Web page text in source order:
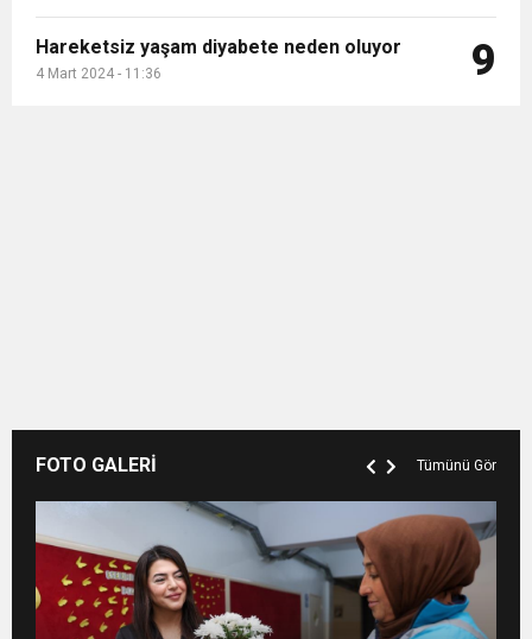
Hareketsiz yaşam diyabete neden oluyor
4 Mart 2024 - 11:36 9
FOTO GALERİ Tümünü Gör